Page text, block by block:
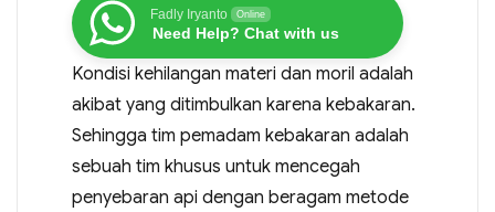
Fadly Iryanto Online
Need Help? Chat with us
Kondisi kehilangan materi dan moril adalah
akibat yang ditimbulkan karena kebakaran.
Sehingga tim pemadam kebakaran adalah
sebuah tim khusus untuk mencegah
penyebaran api dengan beragam metode